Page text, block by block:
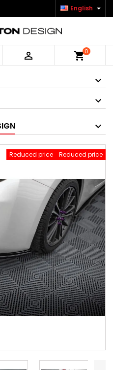
English 
 shopping_cart0
Reduced price
Reduced price